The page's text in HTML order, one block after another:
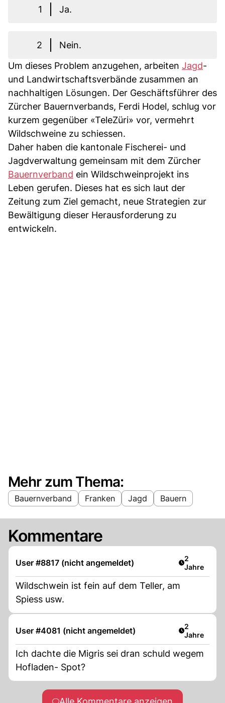
1 Ja.
2
Nein.
Um dieses Problem anzugehen, arbeiten Jagd-
und Landwirtschaftsverbände zusammen an
nachhaltigen Lösungen. Der Geschäftsführer des
Zürcher Bauernverbands, Ferdi Hodel, schlug vor
kurzem gegenüber «TeleZüri» vor, vermehrt
Wildschweine zu schiessen.
Daher haben die kantonale Fischerei- und
Jagdverwaltung gemeinsam mit dem Zürcher
Bauernverband ein Wildschweinprojekt ins
Leben gerufen. Dieses hat es sich laut der
Zeitung zum Ziel gemacht, neue Strategien zur
Bewältigung dieser Herausforderung zu
entwickeln.
Mehr zum Thema:
Bauernverband Franken Jagd Bauern
Kommentare
User #8817 (nicht angemeldet) Artikel
2
Jahre
Wildschwein ist fein auf dem Teller, am
Spiess usw.
User #4081 (nicht angemeldet) Artikel
2
Jahre
Ich dachte die Migris sei dran schuld wegem
Hofladen- Spot?